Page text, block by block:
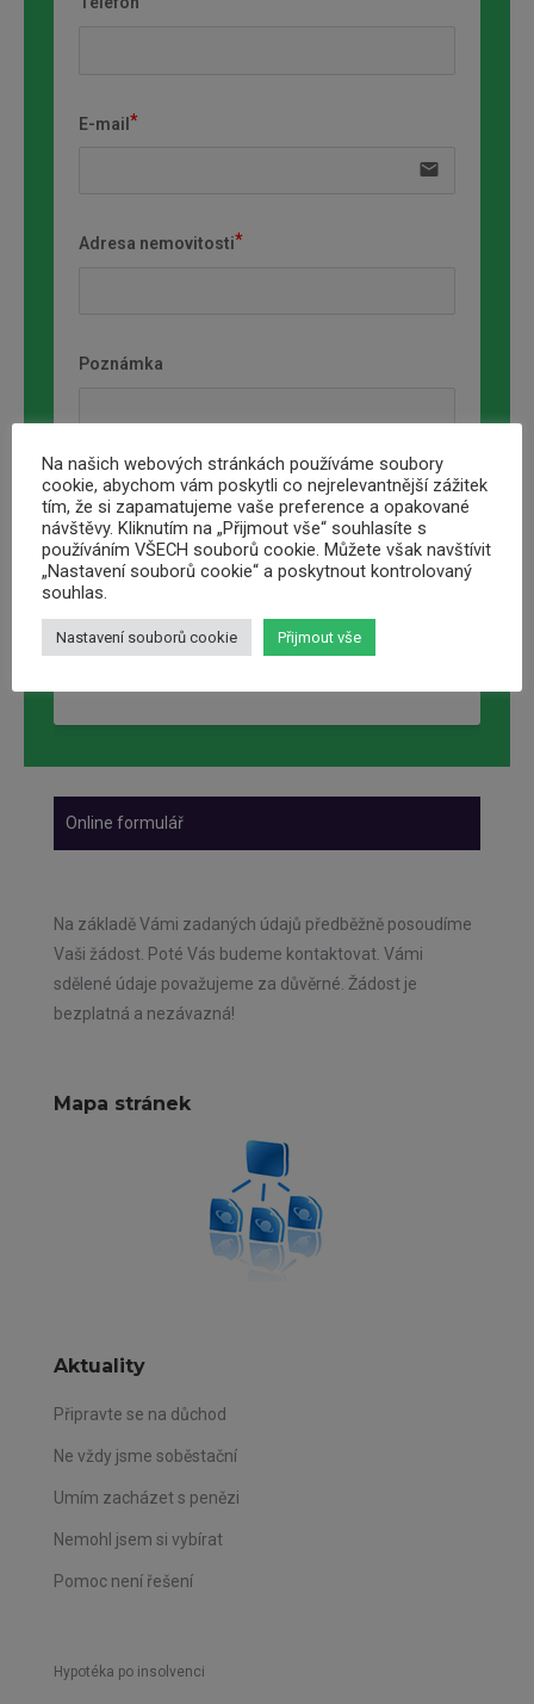
E-mail
email
Adresa nemovitosti
Poznámka
Zaškrtnutím tohoto políčka souhlasím se
zpracováním a nakládáním s osobními údaji.Více
informací.
Online formulář
Na základě Vámi zadaných údajů předběžně posoudíme
Vaši žádost. Poté Vás budeme kontaktovat. Vámi
sdělené údaje považujeme za důvěrné. Žádost je
bezplatná a nezávazná!
Mapa stránek
Aktuality
Připravte se na důchod
Ne vždy jsme soběstační
Umím zacházet s penězi
Nemohl jsem si vybírat
Pomoc není řešení
Hypotéka po insolvenci
Na našich webových stránkách používáme soubory
cookie, abychom vám poskytli co nejrelevantnější zážitek
tím, že si zapamatujeme vaše preference a opakované
návštěvy. Kliknutím na „Přijmout vše“ souhlasíte s
používáním VŠECH souborů cookie. Můžete však navštívit
„Nastavení souborů cookie“ a poskytnout kontrolovaný
souhlas.
Nastavení souborů cookie Přijmout vše